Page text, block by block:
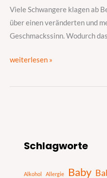
Viele Schwangere klagen ab
über einen veränderten und
Geschmackssinn. Wodurch
weiterlesen »
Schlagworte
Alkohol Allergie Baby
u
h